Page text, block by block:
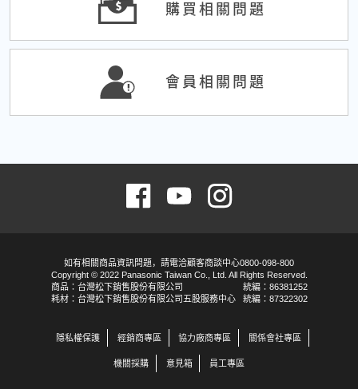
購買相關問題
會員相關問題
如有相關商品資訊問題，請電洽顧客商談中心0800-098-800
Copyright © 2022 Panasonic Taiwan Co., Ltd. All Rights Reserved.
商品：台灣松下銷售股份有限公司
耗材：台灣松下銷售股份有限公司五股服務中心
統編：86381252
統編：87322302
隱私權保護 經銷商專區 協力廠商專區 關係會社專區
機關採購 意見箱 員工專區